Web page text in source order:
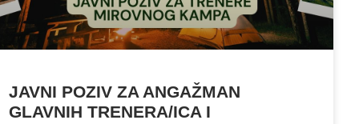
JAVNI POZIV ZA ANGAŽMAN
GLAVNIH TRENERA/ICA I